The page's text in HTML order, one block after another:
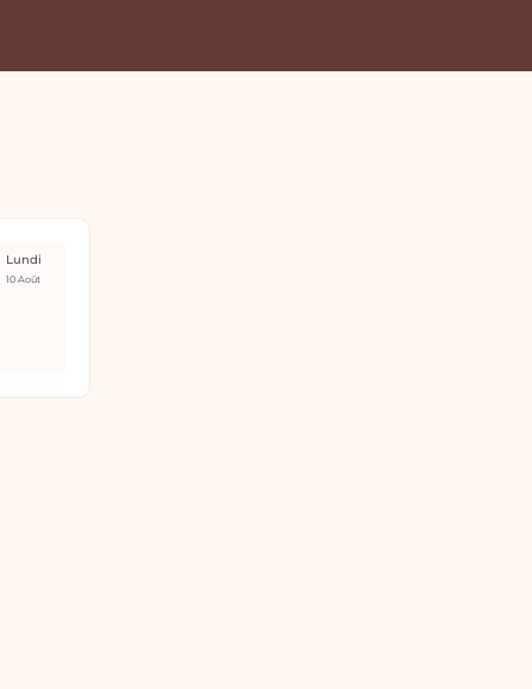
Lundi
10 Août